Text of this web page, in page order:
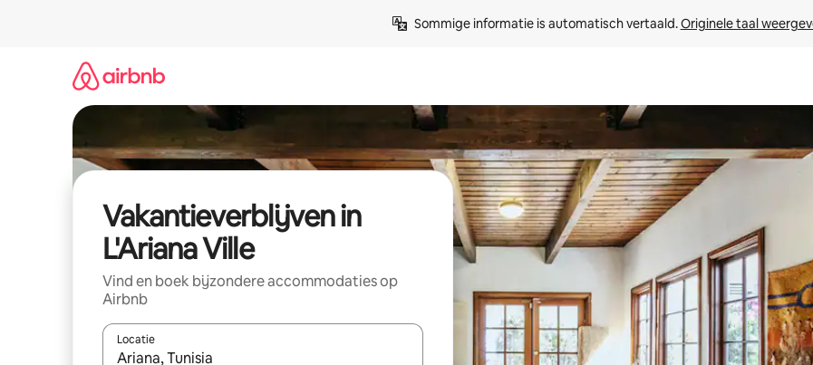
Sommige informatie is automatisch vertaald. Originele taal
Vakantieverblijven in
L'Ariana Ville
Vind en boek bijzondere accommodaties op
Airbnb
Locatie
Wanneer er resultaten beschikbaar zijn, maak je een keuze met je de pijltjestoetsen omhoog en omlaag, óf door te